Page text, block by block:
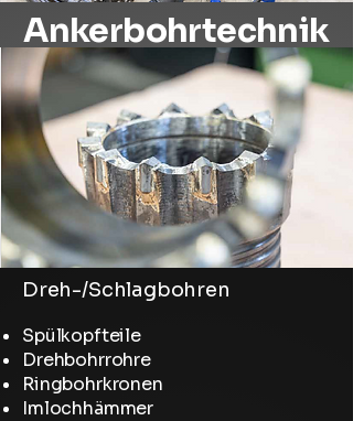
Ankerbohrtechnik
Dreh-/Schlagbohren
Spülkopfteile
Drehbohrrohre
Ringbohrkronen
Imlochhämmer